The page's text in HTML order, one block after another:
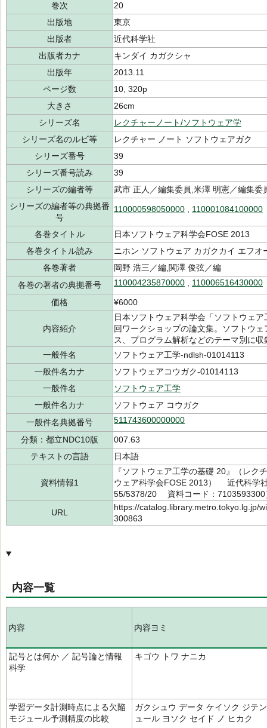
巻次
20
出版地
東京
出版者
近代科学社
出版者カナ
キンダイ カガクシャ
出版年
2013.11
ページ数
10, 320p
大きさ
26cm
シリーズ名
レクチャーノート/ソフトウェア学
シリーズ名のルビ等
レクチャー ノート ソフトウェアガク
シリーズ番号
39
シリーズ番号読み
39
シリーズの編者等
武市 正人／編集委員,米澤 明憲／編集委
シリーズの編者等の典拠番
号
110000598050000 110001084100000
各巻タイトル
日本ソフトウェア科学会FOSE 2013
各巻タイトル読み
ニホン ソフトウェア カガクカイ エフ
各巻著者
岡野 浩三／編,関澤 俊弦／編
各巻の著者の典拠番号
110004235870000 110006516430000
価格 ¥6000
内容紹介
日本ソフトウェア科学会「ソフトウェ
回ワークショップの論文集。ソフトウ
ス、プログラム解析などのテーマ別に収
一般件名
ソフトウェア工学-ndlsh-01014113
一般件名カナ
ソフトウェアコウガク-01014113
一般件名
ソフトウェア工学
一般件名カナ
ソフトウェア コウガク
一般件名典拠番号
511743600000000
分類：都立NDC10版
007.63
テキストの言語
日本語
資料情報1
『ソフトウェア工学の基礎 20』（レク
ウェア科学会FOSE 2013） 近代科
55/5378/20 資料コード：7103593300
URL
https://catalog.library.metro.tokyo.lg.jp/
300863
内容一覧
内容 内容ヨミ
記号とは何か ／ 記号論と情報
科学
キゴウ トワ ナニカ
学習データ計測時点による欠陥
モジュール予測精度の比較
ガクシュウ データ ケイソク ジテ
ュール ヨソク セイド ノ ヒカク